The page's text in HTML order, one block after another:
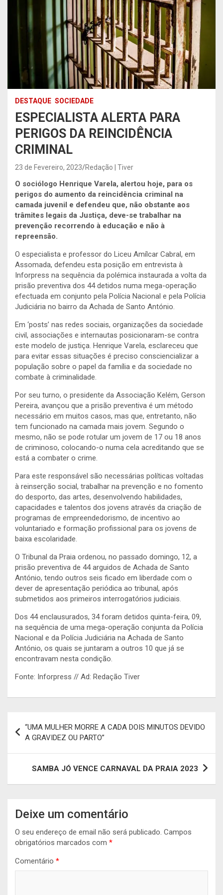
DESTAQUE SOCIEDADE
ESPECIALISTA ALERTA PARA
PERIGOS DA REINCIDÊNCIA
CRIMINAL
23 de Fevereiro, 2023 Redação | Tiver
O sociólogo Henrique Varela, alertou hoje, para os
perigos do aumento da reincidência criminal na
camada juvenil e defendeu que, não obstante aos
trâmites legais da Justiça, deve-se trabalhar na
prevenção recorrendo à educação e não à
repreensão.
O especialista e professor do Liceu Amílcar Cabral, em
Assomada, defendeu esta posição em entrevista à
Inforpress na sequência da polémica instaurada a volta da
prisão preventiva dos 44 detidos numa mega-operação
efectuada em conjunto pela Polícia Nacional e pela Polícia
Judiciária no bairro da Achada de Santo António.
Em ‘posts’ nas redes sociais, organizações da sociedade
civil, associações e internautas posicionaram-se contra
este modelo de justiça. Henrique Varela, esclareceu que
para evitar essas situações é preciso consciencializar a
população sobre o papel da família e da sociedade no
combate à criminalidade.
Por seu turno, o presidente da Associação Kelém, Gerson
Pereira, avançou que a prisão preventiva é um método
necessário em muitos casos, mas que, entretanto, não
tem funcionado na camada mais jovem. Segundo o
mesmo, não se pode rotular um jovem de 17 ou 18 anos
de criminoso, colocando-o numa cela acreditando que se
está a combater o crime.
Para este responsável são necessárias políticas voltadas
à reinserção social, trabalhar na prevenção e no fomento
do desporto, das artes, desenvolvendo habilidades,
capacidades e talentos dos jovens através da criação de
programas de empreendedorismo, de incentivo ao
voluntariado e formação profissional para os jovens de
baixa escolaridade.
O Tribunal da Praia ordenou, no passado domingo, 12, a
prisão preventiva de 44 arguidos de Achada de Santo
António, tendo outros seis ficado em liberdade com o
dever de apresentação periódica ao tribunal, após
submetidos aos primeiros interrogatórios judiciais.
Dos 44 enclausurados, 34 foram detidos quinta-feira, 09,
na sequência de uma mega-operação conjunta da Polícia
Nacional e da Polícia Judiciária na Achada de Santo
António, os quais se juntaram a outros 10 que já se
encontravam nesta condição.
Fonte: Inforpress // Ad: Redação Tiver
de
artigos
“UMA MULHER MORRE A CADA DOIS MINUTOS DEVIDO
A GRAVIDEZ OU PARTO”
SAMBA JÓ VENCE CARNAVAL DA PRAIA 2023
Deixe um comentário
O seu endereço de email não será publicado. Campos
obrigatórios marcados com *
Comentário *